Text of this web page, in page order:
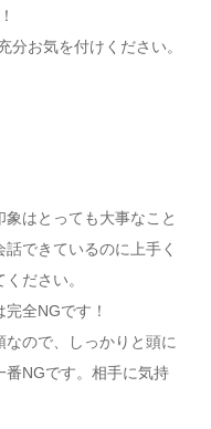
分お気を付けください。
はとっても大事なこと
できているのに上手く
ださい。
全NGです！
なので、しっかりと頭に
番NGです。相手に気持